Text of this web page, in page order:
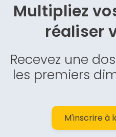
Multipliez
réaliser
Recevez une
les premiers
M'inscrire à